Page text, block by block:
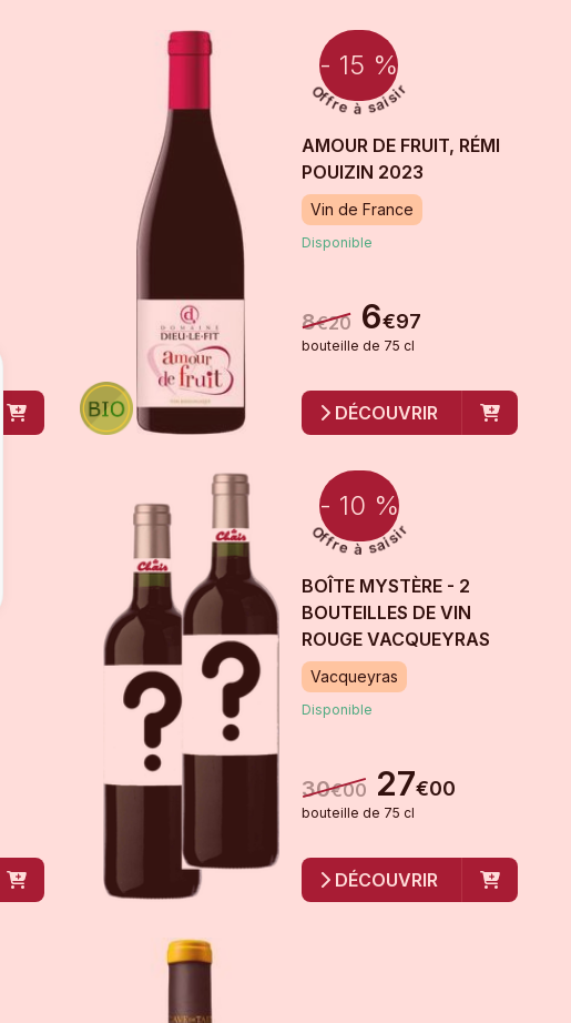
- 15 %
AMOUR DE FRUIT, RÉMI
POUIZIN 2023
Vin de France
Disponible
8€20 6€97
bouteille de 75 cl
DÉCOUVRIR
- 10 %
BOÎTE MYSTÈRE - 2
BOUTEILLES DE VIN
ROUGE VACQUEYRAS
Vacqueyras
Disponible
30€00 27€00
bouteille de 75 cl
DÉCOUVRIR